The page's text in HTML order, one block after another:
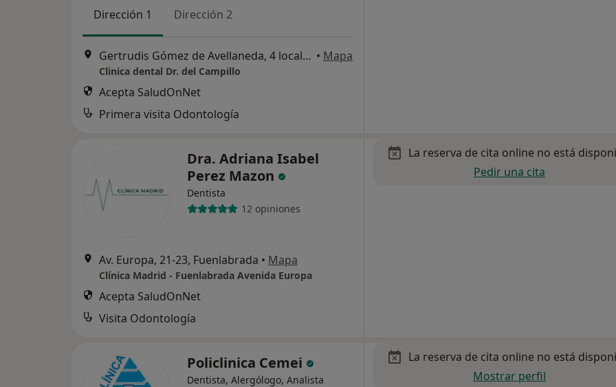
Dirección 1 Dirección 2
Gertrudis Gómez de Avellaneda, 4 local 6, Collado Villalba • Mapa
Clinica dental Dr. del Campillo
Acepta SaludOnNet
Primera visita Odontología
Dra. Adriana Isabel
Perez Mazon
Dentista
12 opiniones
Av. Europa, 21-23, Fuenlabrada • Mapa
Clínica Madrid - Fuenlabrada Avenida Europa
Acepta SaludOnNet
Visita Odontología
La reserva de cita online no está
Pedir una cita
Policlinica Cemei
Dentista, Alergólogo, Analista
La reserva de cita online no está
Mostrar perfil